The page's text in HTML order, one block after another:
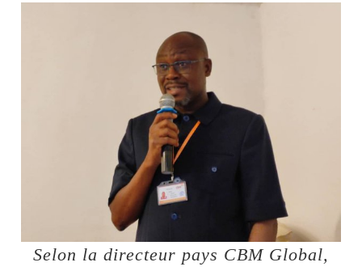
Selon la directeur pays CBM Global,